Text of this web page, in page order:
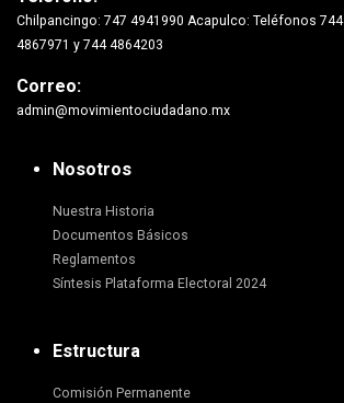
Chilpancingo: 747 4941990 Acapulco: Teléfonos 744
4867971 y 744 4864203
Correo:
admin@movimientociudadano.mx
Nosotros
Nuestra Historia
Documentos Básicos
Reglamentos
Síntesis Plataforma Electoral 2024
Estructura
Comisión Permanente